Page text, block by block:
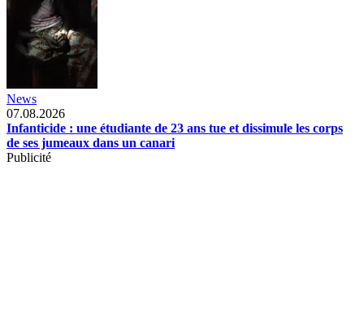
News
07.08.2026
Infanticide : une étudiante de 23 ans tue et dissimule les corps
de ses jumeaux dans un canari
Publicité